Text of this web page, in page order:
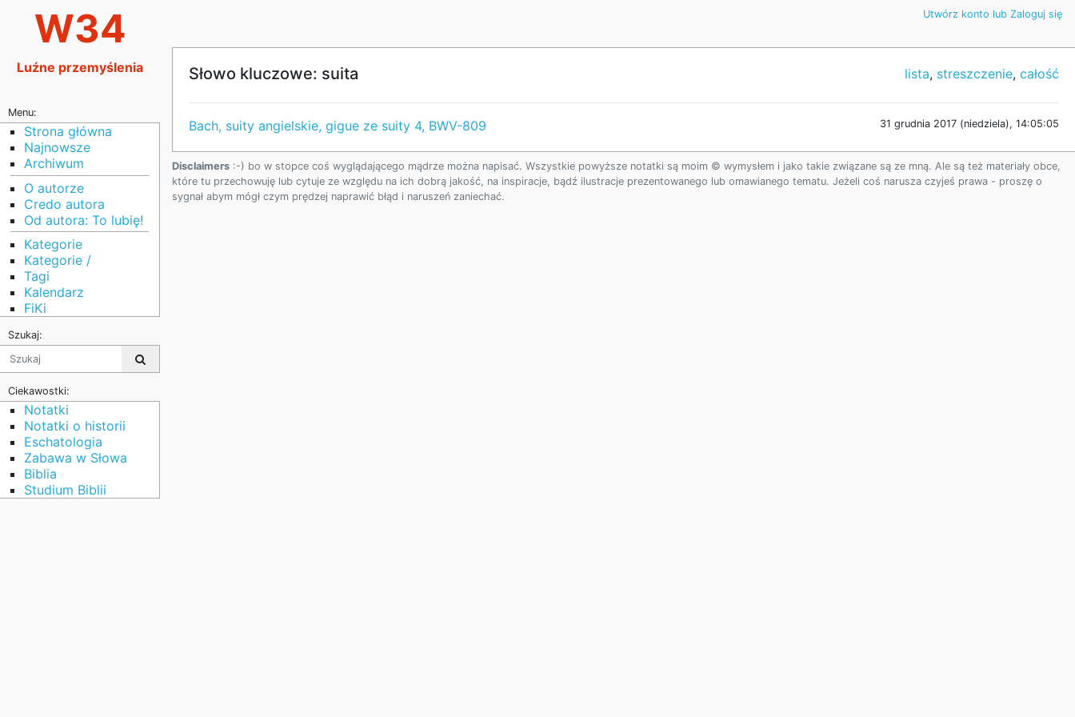
W34
Luźne przemyślenia
Menu:
Strona główna
Najnowsze
Archiwum
O autorze
Credo autora
Od autora: To lubię!
Kategorie
Kategorie /
Tagi
Kalendarz
FiKi
Szukaj:
Ciekawostki:
Notatki
Notatki o historii
Eschatologia
Zabawa w Słowa
Biblia
Studium Biblii
Utwórz konto lub Zaloguj się
Słowo kluczowe: suita lista, streszczenie, całość
Bach, suity angielskie, gigue ze suity 4, BWV-809 31 grudnia 2017 (niedziela), 14:05:05
Disclaimers :-) bo w stopce coś wyglądającego mądrze można napisać. Wszystkie powyższe notatki są moim © wymysłem i jako takie związane są ze mną. Ale są też materiały obce,
które tu przechowuję lub cytuje ze względu na ich dobrą jakość, na inspiracje, bądź ilustracje prezentowanego lub omawianego tematu. Jeżeli coś narusza czyjeś prawa - proszę o
sygnał abym mógł czym prędzej naprawić błąd i naruszeń zaniechać.